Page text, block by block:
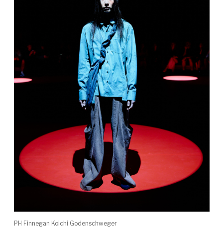
PH Finnegan Koichi Godenschweger